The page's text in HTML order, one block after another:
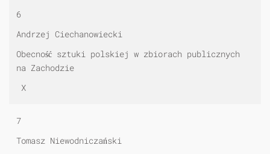
6
Andrzej Ciechanowiecki
Obecność sztuki polskiej w zbiorach publicznych
na Zachodzie
X
7
Tomasz Niewodniczański